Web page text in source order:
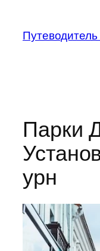
содержимому
Парки
урн